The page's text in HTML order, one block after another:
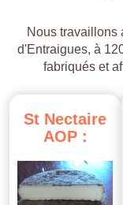
Nous travaillons
d'Entraigues, à
fabriqués et
St Nectaire
AOP :